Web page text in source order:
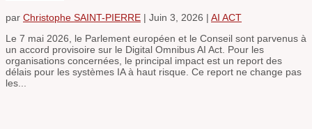
par Christophe SAINT-PIERRE | Juin 3, 2026 | AI ACT
Le 7 mai 2026, le Parlement européen et le Conseil sont parvenus à
un accord provisoire sur le Digital Omnibus AI Act. Pour les
organisations concernées, le principal impact est un report des
délais pour les systèmes IA à haut risque. Ce report ne change pas
les...